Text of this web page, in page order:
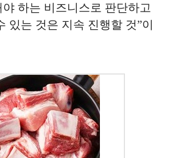
하는 비즈니스로 판단하고
있는 것은 지속 진행할 것”이